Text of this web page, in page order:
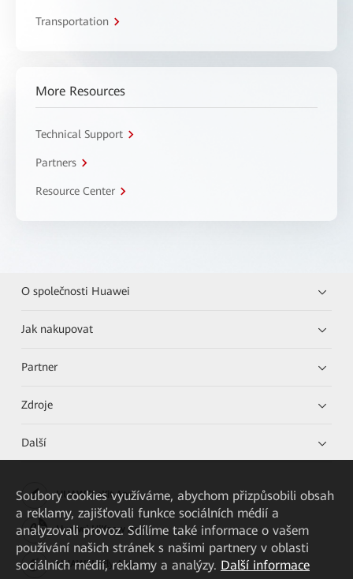
Transportation
More Resources
Technical Support
Partners
Resource Center
O společnosti Huawei
Jak nakupovat
Partner
Zdroje
Další
HUAWEI eKit App
Huawei HiKnow App
HUAWEI eFly App
Soubory cookies využíváme, abychom přizpůsobili obsah
a reklamy, zajišťovali funkce sociálních médií a
analyzovali provoz. Sdílíme také informace o vašem
používání našich stránek s našimi partnery v oblasti
sociálních médií, reklamy a analýzy. Další informace